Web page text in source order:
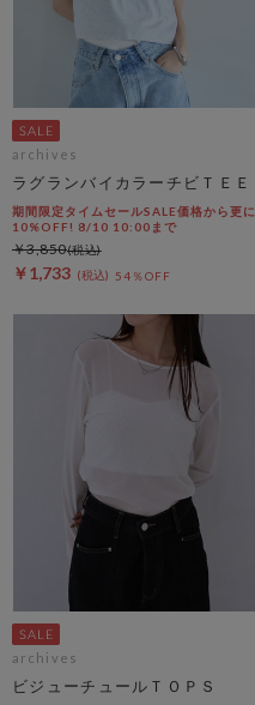
archives
ラグランバイカラーチビＴＥＥ
期間限定タイムセールSALE価格から更に
10%OFF! 8/10 10:00まで
￥1,733 54％OFF
￥3,850
archives
ビジューチュールＴＯＰＳ